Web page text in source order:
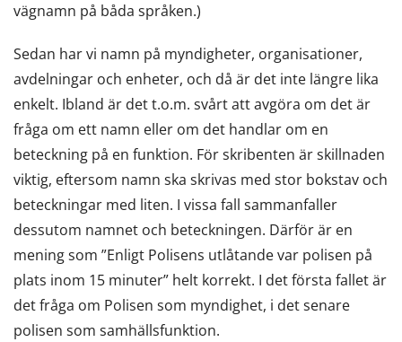
vägnamn på båda språken.)
Sedan har vi namn på myndigheter, organisationer,
avdelningar och enheter, och då är det inte längre lika
enkelt. Ibland är det t.o.m. svårt att avgöra om det är
fråga om ett namn eller om det handlar om en
beteckning på en funktion. För skribenten är skillnaden
viktig, eftersom namn ska skrivas med stor bokstav och
beteckningar med liten. I vissa fall sammanfaller
dessutom namnet och beteckningen. Därför är en
mening som ”Enligt Polisens utlåtande var polisen på
plats inom 15 minuter” helt korrekt. I det första fallet är
det fråga om Polisen som myndighet, i det senare
polisen som samhällsfunktion.